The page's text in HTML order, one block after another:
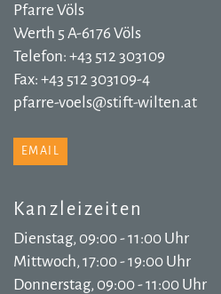
Pfarre Völs
Werth 5 A-6176 Völs
Telefon: +43 512 303109
Fax: +43 512 303109-4
pfarre-voels@stift-wilten.at
EMAIL
Kanzleizeiten
Dienstag, 09:00 - 11:00 Uhr
Mittwoch, 17:00 - 19:00 Uhr
Donnerstag, 09:00 - 11:00 Uhr